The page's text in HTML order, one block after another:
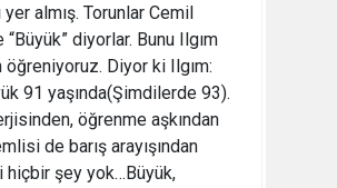
yer almış. Torunlar Cemil
“Büyük” diyorlar. Bunu Ilgım
öğreniyoruz. Diyor ki Ilgım:
91 yaşında(Şimdilerde 93).
öğrenme aşkından
de barış arayışından
hiçbir şey yok…Büyük,